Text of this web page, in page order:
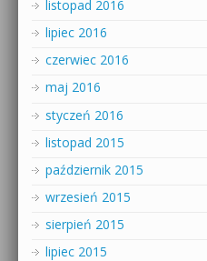
listopad 2016
lipiec 2016
czerwiec 2016
maj 2016
styczeń 2016
listopad 2015
październik 2015
wrzesień 2015
sierpień 2015
lipiec 2015